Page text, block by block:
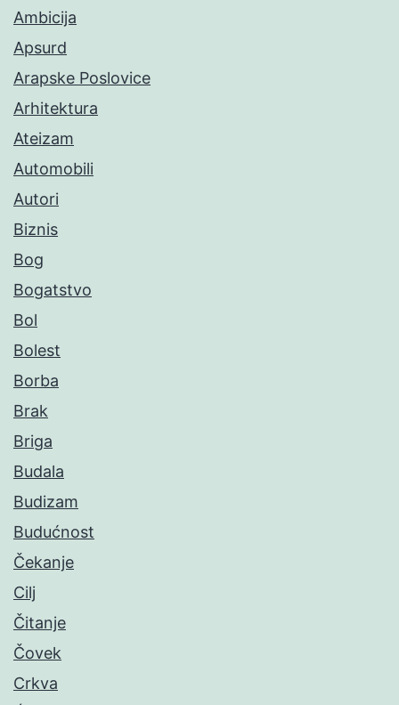
Ambicija
Apsurd
Arapske Poslovice
Arhitektura
Ateizam
Automobili
Autori
Biznis
Bog
Bogatstvo
Bol
Bolest
Borba
Brak
Briga
Budala
Budizam
Budućnost
Čekanje
Cilj
Čitanje
Čovek
Crkva